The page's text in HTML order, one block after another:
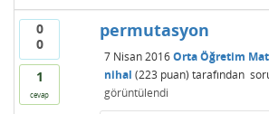
0
0
1
cevap
permutasyon
7 Nisan 2016 Orta Öğretim
nihal (223 puan) tarafından
görüntülendi